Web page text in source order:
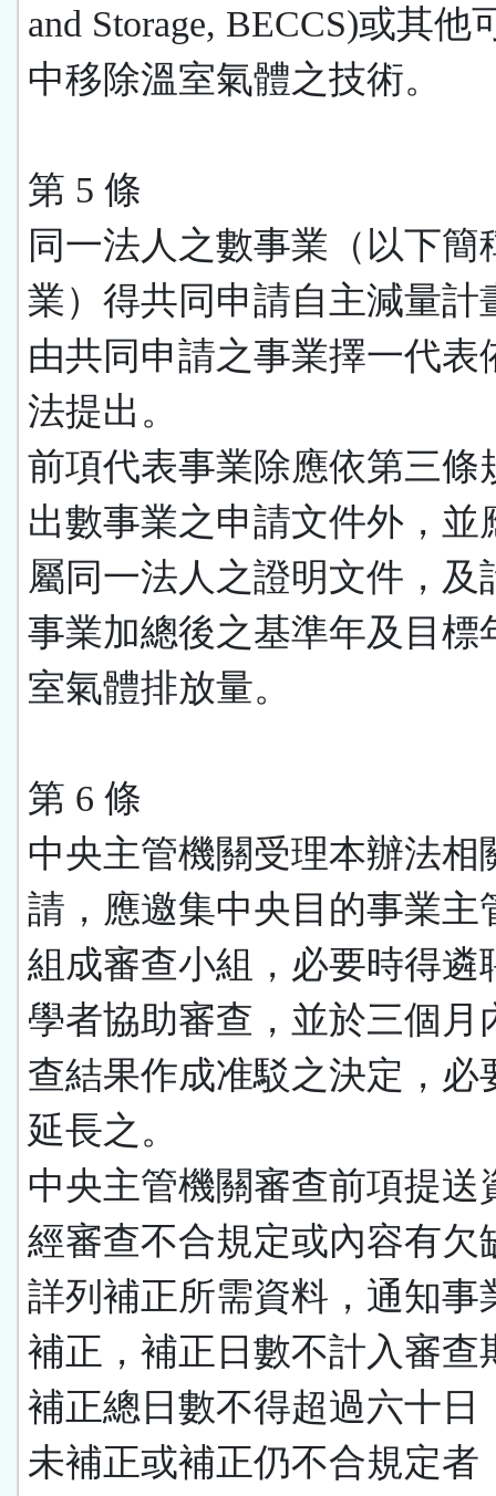
and Storage, BECCS)或其他
中移除溫室氣體之技術。
第 5 條
同一法人之數事業（以下簡
業）得共同申請自主減量計
由共同申請之事業擇一代表
法提出。
前項代表事業除應依第三條
出數事業之申請文件外，並
屬同一法人之證明文件，及
事業加總後之基準年及目標
室氣體排放量。
第 6 條
中央主管機關受理本辦法相
請，應邀集中央目的事業主
組成審查小組，必要時得遴
學者協助審查，並於三個月
查結果作成准駁之決定，必
延長之。
中央主管機關審查前項提送
經審查不合規定或內容有欠
詳列補正所需資料，通知事
補正，補正日數不計入審查
補正總日數不得超過六十日
未補正或補正仍不合規定者